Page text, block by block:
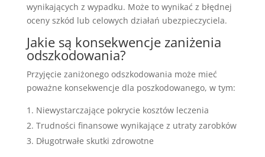
wynikających z wypadku. Może to wynikać z błędnej
oceny szkód lub celowych działań ubezpieczyciela.
Jakie są konsekwencje zaniżenia
odszkodowania?
Przyjęcie zaniżonego odszkodowania może mieć
poważne konsekwencje dla poszkodowanego, w tym:
Niewystarczające pokrycie kosztów leczenia
Trudności finansowe wynikające z utraty zarobków
Długotrwałe skutki zdrowotne